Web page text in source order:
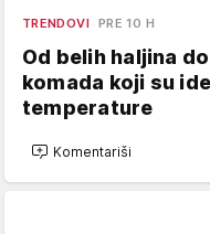
TRENDOVI PRE 10 H
Od belih haljina
komada koji su
temperature
Komentariši